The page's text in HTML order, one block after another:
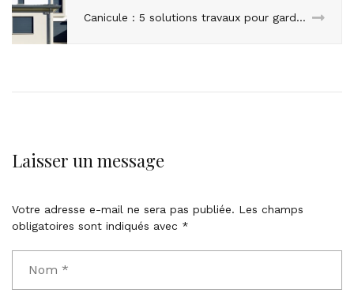
Canicule : 5 solutions travaux pour garder son logement au frais, à tous les budgets
Laisser un message
Votre adresse e-mail ne sera pas publiée. Les champs
obligatoires sont indiqués avec *